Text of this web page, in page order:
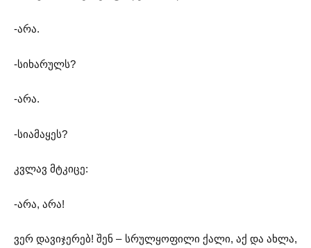
-არა.
-სიხარულს?
-არა.
-სიამაყეს?
კვლავ მტკიცე:
-არა, არა!
ვერ დავიჯერებ! შენ – სრულყოფილი ქალი, აქ და ახლა,